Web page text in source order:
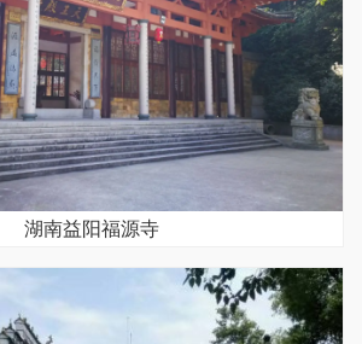
湖南益阳福源寺